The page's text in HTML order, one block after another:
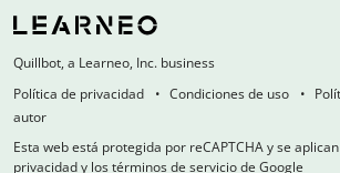
Quillbot, a Learneo, Inc. business
Política de privacidad
Condiciones de uso
autor
Esta web está protegida por reCAPTCHA y se
privacidad y los términos de servicio de Google